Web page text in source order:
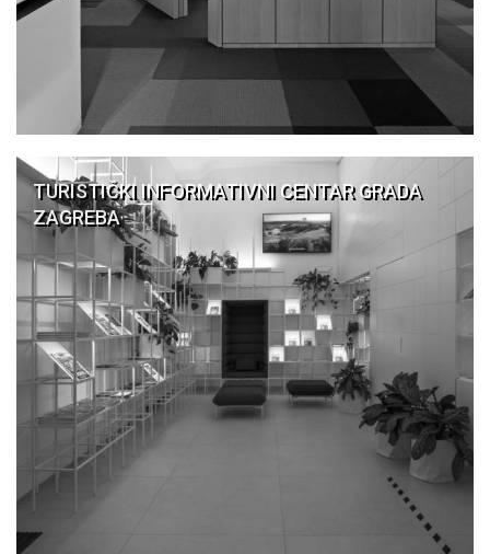
TURISTIČKI INFORMATIVNI CENTAR GRADA
ZAGREBA